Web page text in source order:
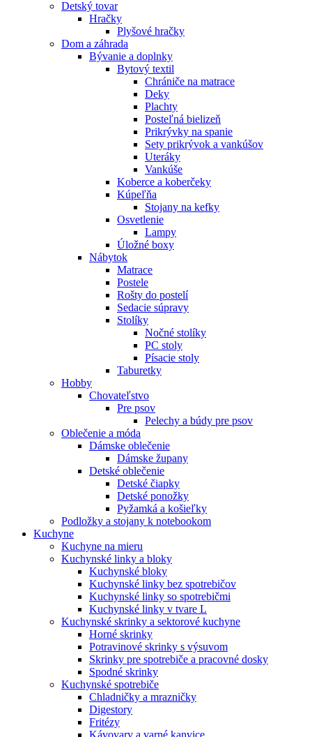
Detský tovar
Hračky
Plyšové hračky
Dom a záhrada
Bývanie a doplnky
Bytový textil
Chrániče na matrace
Deky
Plachty
Posteľná bielizeň
Prikrývky na spanie
Sety prikrývok a vankúšov
Uteráky
Vankúše
Koberce a koberčeky
Kúpeľňa
Stojany na kefky
Osvetlenie
Lampy
Úložné boxy
Nábytok
Matrace
Postele
Rošty do postelí
Sedacie súpravy
Stolíky
Nočné stolíky
PC stoly
Písacie stoly
Taburetky
Hobby
Chovateľstvo
Pre psov
Pelechy a búdy pre psov
Oblečenie a móda
Dámske oblečenie
Dámske župany
Detské oblečenie
Detské čiapky
Detské ponožky
Pyžamká a košieľky
Podložky a stojany k notebookom
Kuchyne
Kuchyne na mieru
Kuchynské linky a bloky
Kuchynské bloky
Kuchynské linky bez spotrebičov
Kuchynské linky so spotrebičmi
Kuchynské linky v tvare L
Kuchynské skrinky a sektorové kuchyne
Horné skrinky
Potravinové skrinky s výsuvom
Skrinky pre spotrebiče a pracovné dosky
Spodné skrinky
Kuchynské spotrebiče
Chladničky a mrazničky
Digestory
Fritézy
Kávovary a varné kanvice